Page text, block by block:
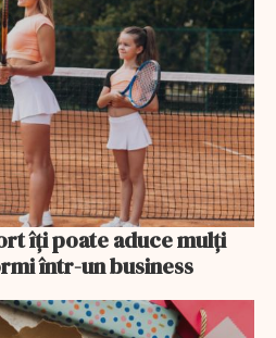
îți poate aduce mulți
într-un business